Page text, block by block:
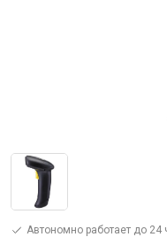
Автономно работает до 24